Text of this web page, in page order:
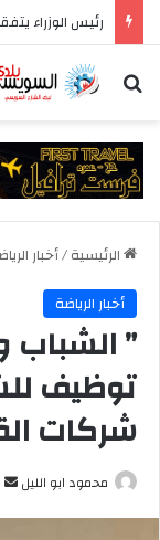
بحث عن
الرئيسية/أخبار
أخبار الرياضة
” الشباب
توظيف
شركات
محمود ابو الليل